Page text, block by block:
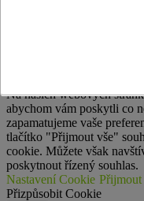
Na našich webových
abychom vám poskytli co
zapamatujeme vaše
tlačítko "Přijmout vše"
cookie. Můžete však
poskytnout řízený souhlas.
Nastavení Cookie Přijmout
Přizpůsobit Cookie